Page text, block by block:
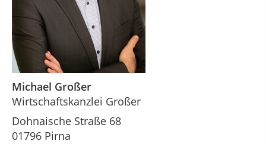
Michael Großer
Wirtschaftskanzlei Großer
Dohnaische Straße 68
01796 Pirna